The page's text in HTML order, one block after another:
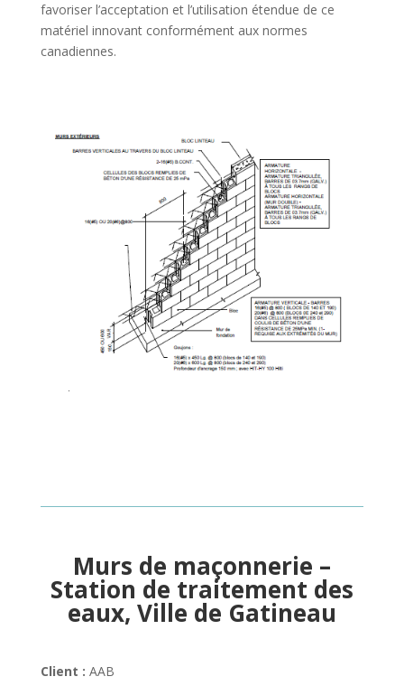
favoriser l’acceptation et l’utilisation étendue de ce
matériel innovant conformément aux normes
canadiennes.
Murs de maçonnerie –
Station de traitement des
eaux, Ville de Gatineau
Client : AAB